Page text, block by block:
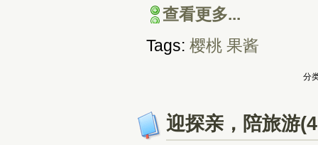
查看更多...
Tags: 樱桃 果酱
分
迎探亲，陪旅游